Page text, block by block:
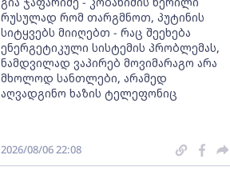
რუსულად რომ თარგმნოთ, პუტინის
სიტყვებს მიიღებთ - რაც შეეხება
ენერგეტიკული სისტემის პრობლემას,
ნამდვილად ვაპირებ მოვიმარაგო არა
მხოლოდ სანთლები, არამედ
აღვადგინო ხაზის ტელეფონიც
2026/08/06 22:08